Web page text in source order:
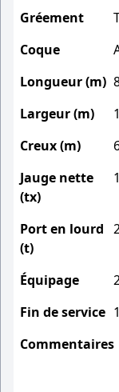
Gréement
Coque
Longueur (m)
Largeur (m)
Creux (m)
Jauge nette
(tx)
Port en lourd
(t)
Équipage
Fin de service
Commentaires